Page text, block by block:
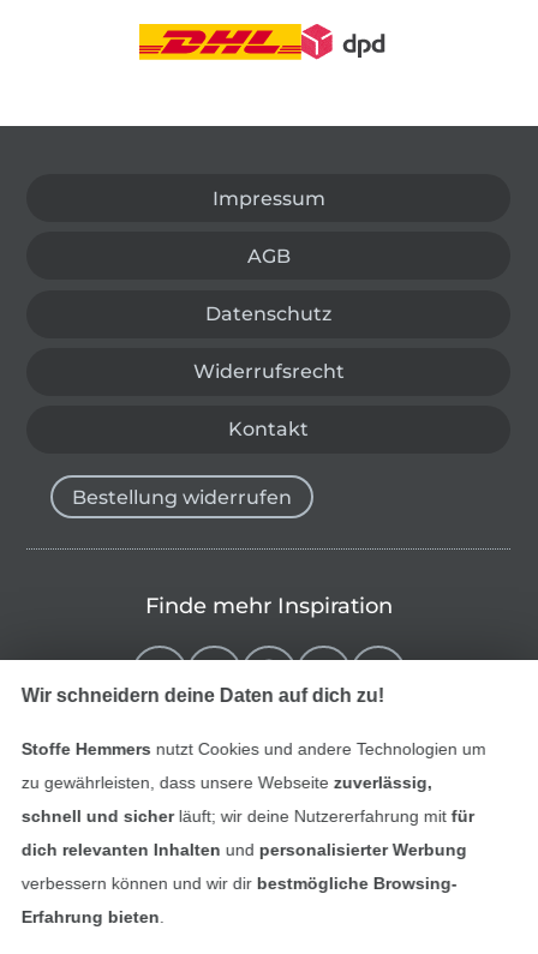
Impressum
AGB
Datenschutz
Widerrufsrecht
Kontakt
Bestellung widerrufen
Finde mehr Inspiration
Wir schneidern deine Daten auf dich zu!
Stoffe Hemmers nutzt Cookies und andere Technologien um
zu gewährleisten, dass unsere Webseite zuverlässig,
schnell und sicherläuft; wir deine Nutzererfahrung mitfür
dich relevanten Inhalten und personalisierter Werbung
verbessern können und wir dir bestmögliche Browsing-
Erfahrung bieten